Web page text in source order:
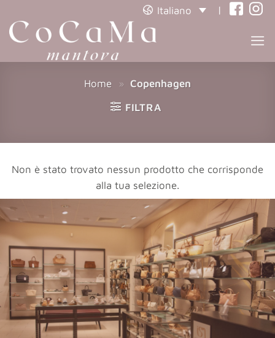
Italiano
|
in
Home » Copenhagen
FILTRA
Non è stato trovato nessun prodotto che corrisponde
alla tua selezione.